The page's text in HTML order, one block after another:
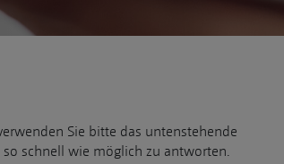
Sie bitte das untenstehende
schnell wie möglich zu antworten.